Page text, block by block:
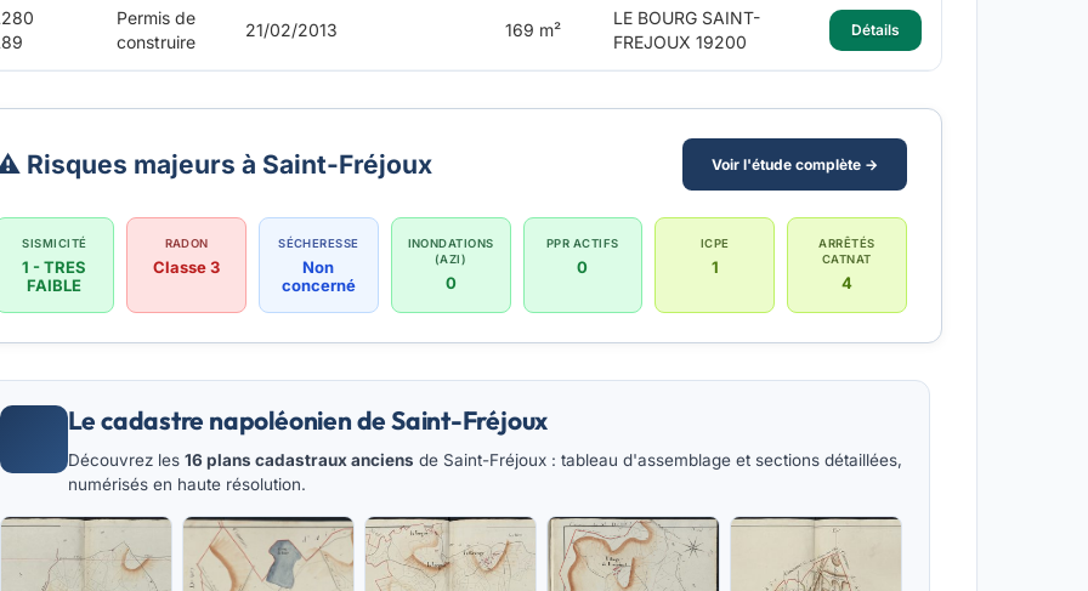
Permis de
construire
21/02/2013 169 m²
LE BOURG SAINT-
FREJOUX 19200
Détails
Risques majeurs à Saint-Fréjoux Voir l'étude complète →
SISMICITÉ
1 - TRES
FAIBLE
RADON
Classe 3
SÉCHERESSE
Non
concerné
INONDATIONS
(AZI)
0
PPR ACTIFS
0
ICPE
1
ARRÊTÉS
CATNAT
4
Le cadastre napoléonien de Saint-Fréjoux
Découvrez les 16 plans cadastraux anciens de Saint-Fréjoux : tableau d'assemblage et sections détaillées,
numérisés en haute résolution.